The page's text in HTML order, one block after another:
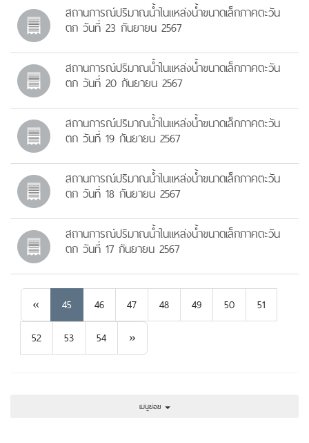
สถานการณ์ปริมาณน้ำในแหล่งน้ำขนาดเล็กภาคตะวัน
ตก วันที่ 23 กันยายน 2567
สถานการณ์ปริมาณน้ำในแหล่งน้ำขนาดเล็กภาคตะวัน
ตก วันที่ 20 กันยายน 2567
สถานการณ์ปริมาณน้ำในแหล่งน้ำขนาดเล็กภาคตะวัน
ตก วันที่ 19 กันยายน 2567
สถานการณ์ปริมาณน้ำในแหล่งน้ำขนาดเล็กภาคตะวัน
ตก วันที่ 18 กันยายน 2567
สถานการณ์ปริมาณน้ำในแหล่งน้ำขนาดเล็กภาคตะวัน
ตก วันที่ 17 กันยายน 2567
« Previous
45 46 47 48 49 50
51
52
53 54 »
เมนูย่อย